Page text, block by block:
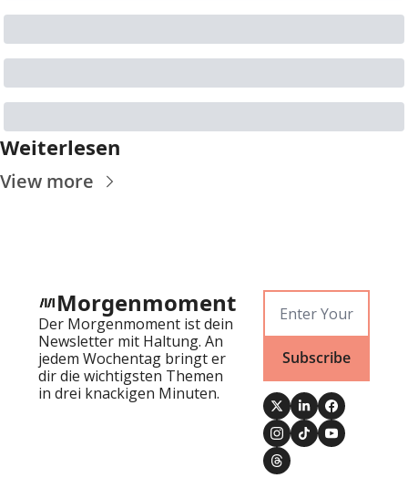
Weiterlesen
View more
Morgenmoment
Der Morgenmoment ist dein
Newsletter mit Haltung. An
jedem Wochentag bringt er
dir die wichtigsten Themen
in drei knackigen Minuten.
Subscribe